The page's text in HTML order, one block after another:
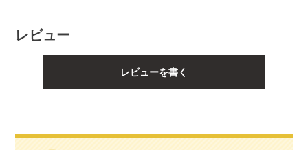
レビュー
レビューを書く